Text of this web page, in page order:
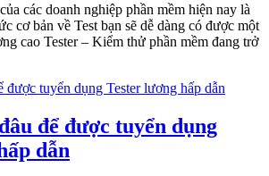
các doanh nghiệp phần mềm hiện nay là
cơ bản về Test bạn sẽ dễ dàng có được một
cao Tester – Kiểm thử phần mềm đang trở
để được tuyển dụng
dẫn